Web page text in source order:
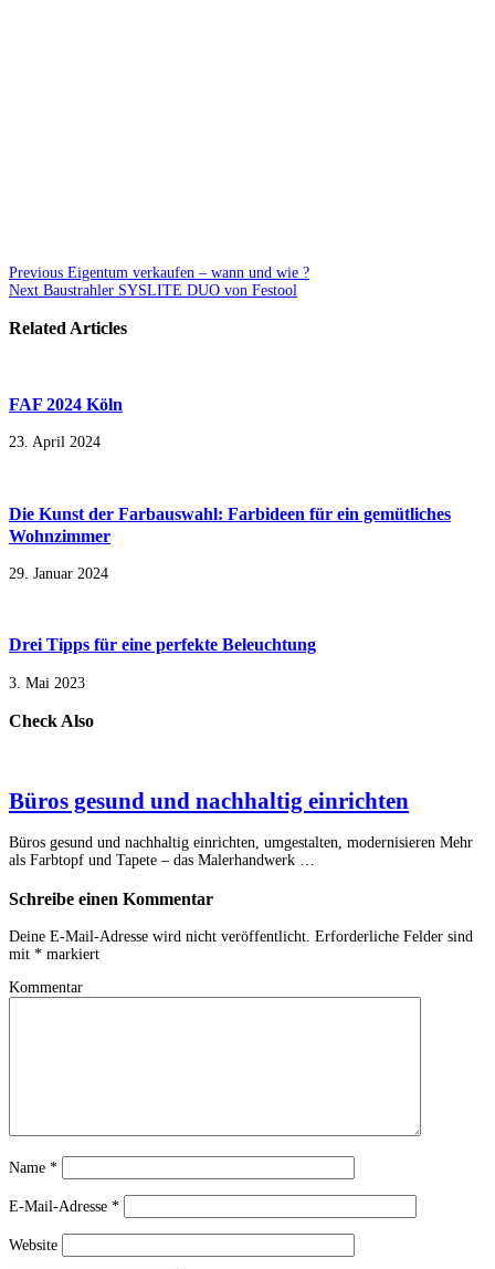
Previous Eigentum verkaufen – wann und wie ?
Next Baustrahler SYSLITE DUO von Festool
Related Articles
FAF 2024 Köln
23. April 2024
Die Kunst der Farbauswahl: Farbideen für ein gemütliches
Wohnzimmer
29. Januar 2024
Drei Tipps für eine perfekte Beleuchtung
3. Mai 2023
Check Also
Büros gesund und nachhaltig einrichten
Büros gesund und nachhaltig einrichten, umgestalten, modernisieren Mehr
als Farbtopf und Tapete – das Malerhandwerk …
Schreibe einen Kommentar
Deine E-Mail-Adresse wird nicht veröffentlicht. Erforderliche Felder sind
mit * markiert
Kommentar
Name *
E-Mail-Adresse *
Website